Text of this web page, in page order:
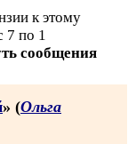
к этому
7 по 1
сообщения
» (Ольга